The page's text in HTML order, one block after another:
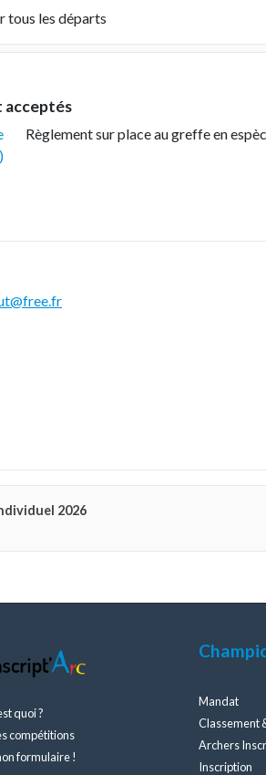
tous les départs
acceptés
Règlement sur place au greffe en
2026
quoi ?
compétitions
formulaire !
Mandat
Classement
Archers
Inscription